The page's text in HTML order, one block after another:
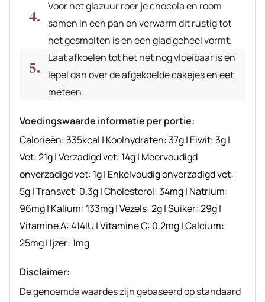
Voor het glazuur roer je chocola en room
samen in een pan en verwarm dit rustig tot
het gesmolten is en een glad geheel vormt.
Laat afkoelen tot het net nog vloeibaar is en
lepel dan over de afgekoelde cakejes en eet
meteen.
Voedingswaarde informatie per portie:
Calorieën:335kcal | Koolhydraten:37g| Eiwit:3g|
Vet:21g|Verzadigd vet: 14g| Meervoudigd
onverzadigd vet: 1g| Enkelvoudig onverzadigd vet:
5g|Transvet: 0.3g|Cholesterol:34mg| Natrium:
96mg| Kalium: 133mg|Vezels:2g|Suiker:29g|
Vitamine A:414IU|Vitamine C: 0.2mg|Calcium:
25mg| Ijzer: 1mg
Disclaimer:
De genoemde waardes zijn gebaseerd op standaard